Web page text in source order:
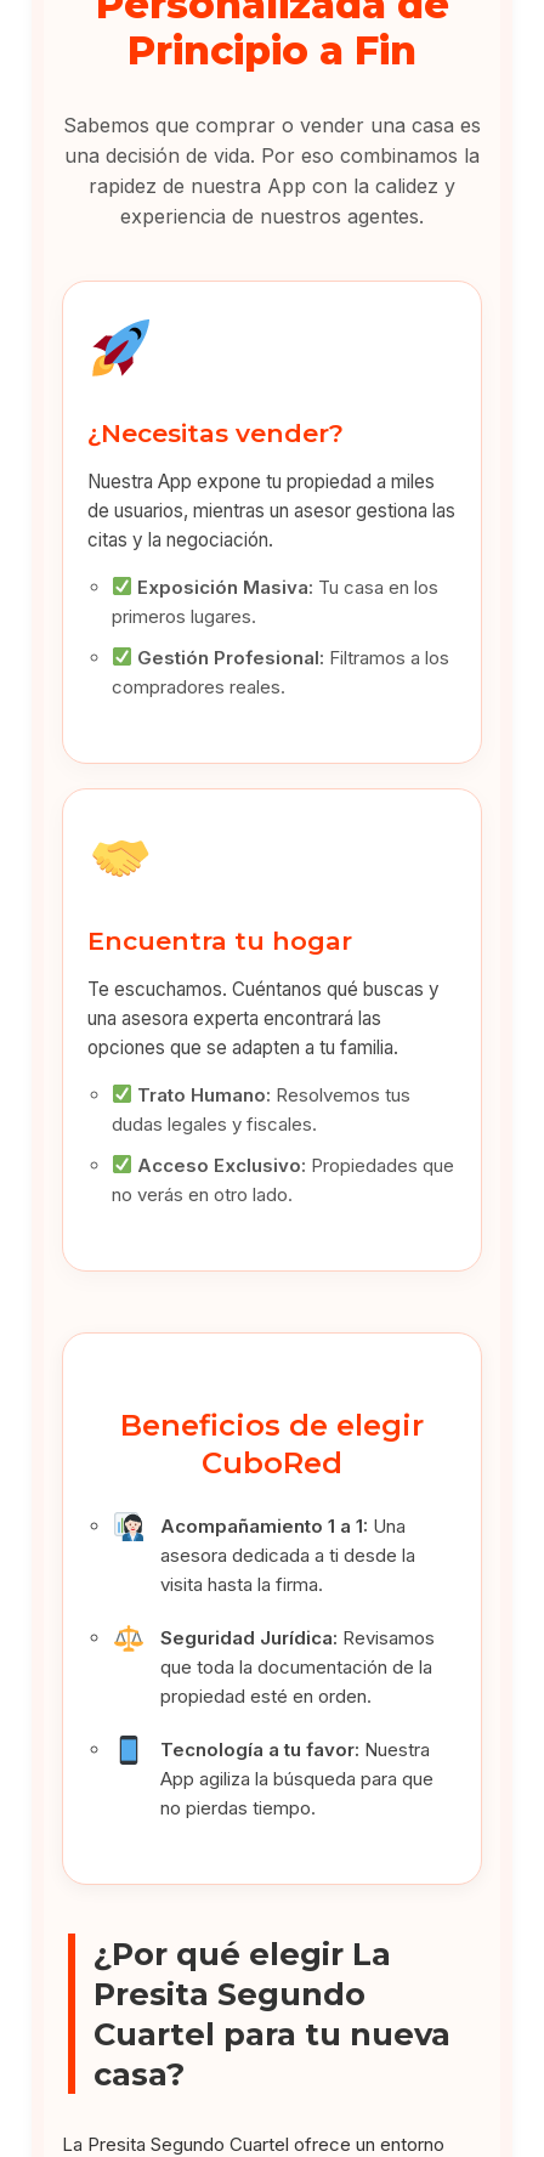
Principio a Fin
Sabemos que comprar o vender una casa es
una decisión de vida. Por eso combinamos la
rapidez de nuestra App con la calidez y
experiencia de nuestros agentes.
¿Necesitas vender?
Nuestra App expone tu propiedad a miles
de usuarios, mientras un asesor gestiona las
citas y la negociación.
Exposición Masiva: Tu casa en los
primeros lugares.
Gestión Profesional: Filtramos a los
compradores reales.
Encuentra tu hogar
Te escuchamos. Cuéntanos qué buscas y
una asesora experta encontrará las
opciones que se adapten a tu familia.
Trato Humano: Resolvemos tus
dudas legales y fiscales.
Acceso Exclusivo: Propiedades que
no verás en otro lado.
Beneficios de elegir
CuboRed
Acompañamiento 1 a 1: Una
asesora dedicada a ti desde la
visita hasta la firma.
Seguridad Jurídica: Revisamos
que toda la documentación de la
propiedad esté en orden.
Tecnología a tu favor: Nuestra
App agiliza la búsqueda para que
no pierdas tiempo.
¿Por qué elegir La
Presita Segundo
Cuartel para tu nueva
casa?
La Presita Segundo Cuartel ofrece un entorno